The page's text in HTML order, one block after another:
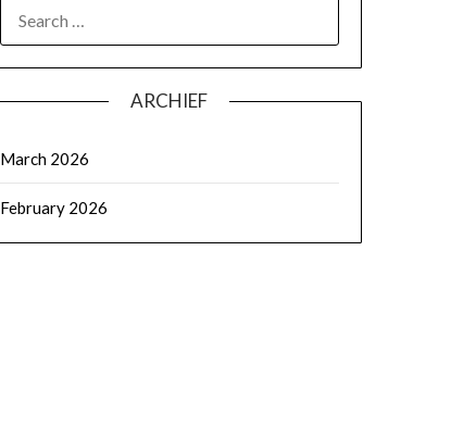
FOR:
ARCHIEF
March 2026
February 2026